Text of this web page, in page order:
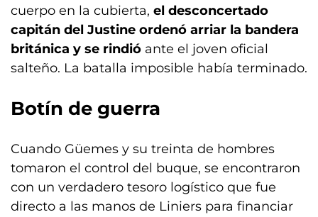
cuerpo en la cubierta, el desconcertado
capitán del Justine ordenó arriar la bandera
británica y se rindió ante el joven oficial
salteño. La batalla imposible había terminado.
Botín de guerra
Cuando Güemes y su treinta de hombres
tomaron el control del buque, se encontraron
con un verdadero tesoro logístico que fue
directo a las manos de Liniers para financiar